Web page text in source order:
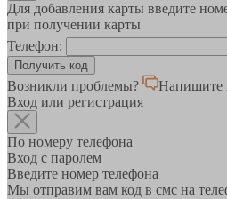
Для добавления карты введите
при получении карты
Телефон:
Возникли проблемы?
Напишите
Вход или регистрация
По номеру телефона
Вход с паролем
Введите номер телефона
Мы отправим вам код в смс на